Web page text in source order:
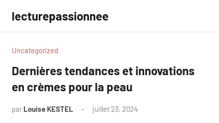
contenu
lecturepassionnee
Uncategorized
Dernières tendances et innovations
en crèmes pour la peau
par Louise KESTEL juillet 23, 2024